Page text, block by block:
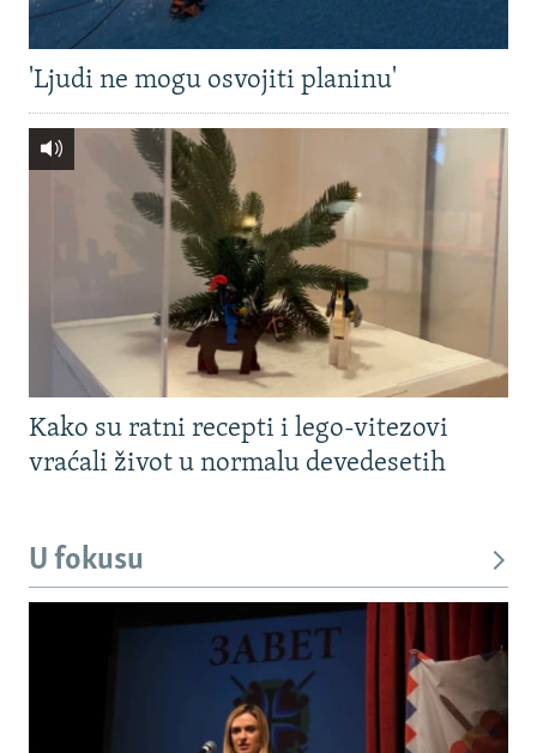
'Ljudi ne mogu osvojiti planinu'
Kako su ratni recepti i lego-vitezovi
vraćali život u normalu devedesetih
U fokusu